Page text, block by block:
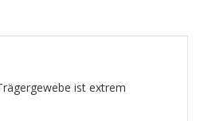
ist extrem